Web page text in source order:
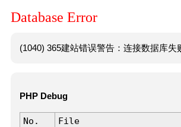
Database Error
(1040) 365建站错误警告：连接数据库
PHP Debug
No. File